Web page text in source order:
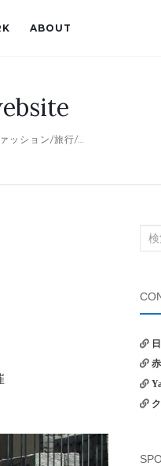
ABOUT
ッション/旅行/…
象: